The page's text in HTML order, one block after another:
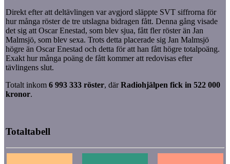
Direkt efter att deltävlingen var avgjord släppte SVT siffrorna för
hur många röster de tre utslagna bidragen fått. Denna gång visade
det sig att Oscar Enestad, som blev sjua, fått fler röster än Jan
Malmsjö, som blev sexa. Trots detta placerade sig Jan Malmsjö
högre än Oscar Enestad och detta för att han fått högre totalpoäng.
Exakt hur många poäng de fått kommer att redovisas efter
tävlingens slut.
Totalt inkom 6 993 333 röster, därRadiohjälpen fick in 522 000
kronor.
Totaltabell